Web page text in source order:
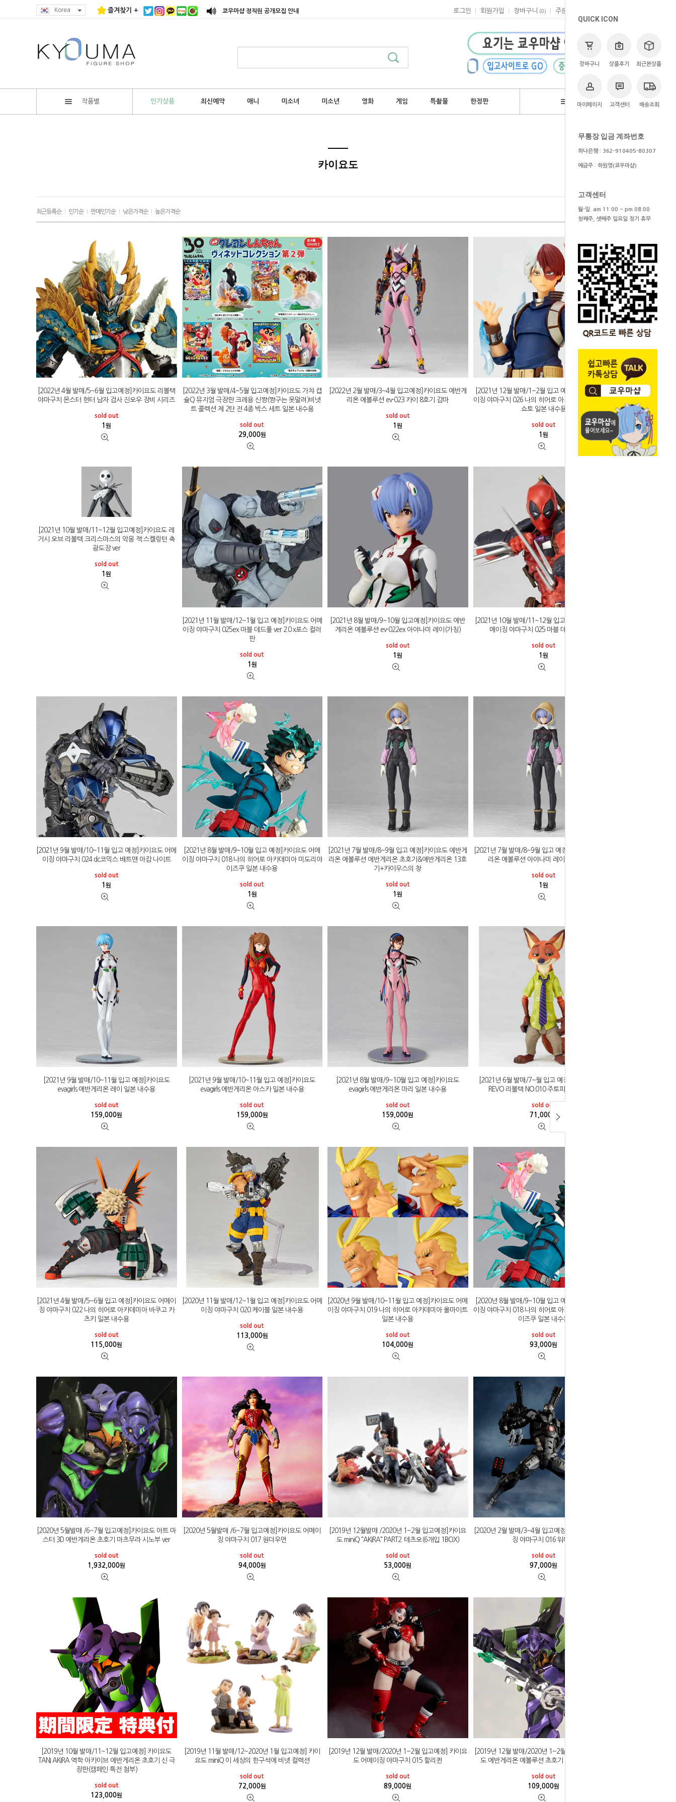
Korea 즐겨찾기 + 쿄우마샵 정직원 공개모집 안내 로그인 회원가입 장바구니 (0 ) 주문
작품별 인기상품 최신예약 애니 미소녀 미소년 영화 게임 특촬물 한정판 브랜드
QUICK ICON
장바구니 상품후기 최근본상품
마이페이지 고객센터 배송조회
무통장 입금 계좌번호
하나은행 : 362-910405-80307
예금주 : 하원영(쿄우마샵)
고객센터
월-일 am 11:00 ~ pm 08:00
첫째주, 셋째주 일요일 정기 휴무
>브랜드 > 카이요도
카이요도
최근등록순| 인기순| 판매인기순| 낮은가격순| 높은가격순
[2022년 4월 발매/5~6월 입고예정]카이요도 리볼텍
야마구치 몬스터 헌터 남자 검사 진오우 장비 시리즈
sold out
1원
[2022년 3월 발매/4~5월 입고예정]카이요도 가챠 캡
슐Q 뮤지엄 극장판 크레용 신짱(짱구는 못말려)비넷
트 콜렉션 제 2탄 전 4종 박스 세트 일본 내수용
sold out
29,000원
[2022년 2월 발매/3~4월 입고예정]카이요도 에반게
리온 에볼루션 ev-023 카이 8호기 감마
sold out
1원
[2021년 12월 발매/1~2월 입고 예정]카이요도 어메
이징 야마구치 026 나의 히어로 아카데미아 토도로키
쇼토 일본 내수용
sold out
1원
[2021년 10월 발매/11~12월 입고예정]카이요도 레
거시 오브 리볼텍 크리스마스의 악몽 잭 스켈링턴 축
광도장 ver
sold out
1원
[2021년 11월 발매/12~1월 입고 예정]카이요도 어메
이징 야마구치 025ex 마블 데드풀 ver 2.0 x포스 컬러
판
sold out
1 원
[2021년 8월 발매/9~10월 입고예정]카이요도 에반
게리온 에볼루션 ev-022ex 아야나미 레이(가칭)
sold out
1원
[2021년 10월 발매/11~12월 입고 예정]카이요도 어
메이징 야마구치 025 마블 데드풀 ver 2.0
sold out
1원
[2021년 9월 발매/10~11월 입고 예정]카이요도 어메
이징 야마구치 024 dc코믹스 배트맨 아캄 나이트
sold out
1원
[2021년 8월 발매/9~10월 입고 예정]카이요도 어메
이징 야마구치 018 나의 히어로 아카데미아 미도리야
이즈쿠 일본 내수용
sold out
1 원
[2021년 7월 발매/8~9월 입고 예정]카이요도 에반게
리온 에볼루션 에반게리온 초호기&에반게리온 13호
기+카이우스의 창
sold out
1원
[2021년 7월 발매/8~9월 입고 예정]카이요도 에반게
리온 에볼루션 아야나미 레이 제 3마을 ver
sold out
1원
[2021년 9월 발매/10~11월 입고 예정]카이요도
evagirls 에반게리온 레이 일본 내수용
sold out
159,000원
[2021년 9월 발매/10~11월 입고 예정]카이요도
evagirls 에반게리온 아스카 일본 내수용
sold out
159,000원
[2021년 8월 발매/9~10월 입고 예정]카이요도
evagirls 에반게리온 마리 일본 내수용
sold out
159,000원
[2021년 6월 발매/7~월 입고 예정]카이요도 무비
REVO 리볼텍 NO.010 주토피아 닉 와일드
sold out
71,000 원
[2021년 4월 발매/5~6월 입고 예정]카이요도 어메이
징 야마구치 022 나의 히어로 아카데미아 바쿠고 카
츠키 일본 내수용
sold out
115,000원
[2020년 11월 발매/12~1월 입고 예정]카이요도 어메
이징 야마구치 020 케이블 일본 내수용
sold out
113,000원
[2020년 9월 발매/10~11월 입고 예정]카이요도 어메
이징 야마구치 019 나의 히어로 아카데미아 올마이트
일본 내수용
sold out
104,000원
[2020년 8월 발매/9~10월 입고 예정]카이요도 어메
이징 야마구치 018 나의 히어로 아카데미아 미도리야
이즈쿠 일본 내수용
sold out
93,000원
[2020년 5월발매 /6~7월 입고예정]카이요도 아트 마
스터 3D 에반게리온 초호기 마츠무라 시노부 ver
sold out
1,932,000원
[2020년 5월발매 /6~7월 입고예정]카이요도 어메이
징 야마구치 017 원더우먼
sold out
94,000원
[2019년 12월발매 /2020년 1~2월 입고예정]카이요
도 miniQ "AKIRA" PART2. 테츠오(6개입 1BOX)
sold out
53,000원
[2020년 2월 발매/3~4월 입고예정] 카이요도 어메이
징 야마구치 016 워머신
sold out
97,000원
[2019년 10월 발매/11~12월 입고예정] 카이요도
TANI AKIRA 역학 아카이브 에반게리온 초호기 신 극
장판(캠페인 특전 첨부)
sold out
123,000원
[2019년 11월 발매/12~2020년 1월 입고예정] 카이
요도 miniQ 이 세상의 한구석에 비넷 컬렉션
sold out
72,000원
[2019년 12월 발매/2020년 1~2월 입고예정] 카이요
도 어메이징 야마구치 015 할리퀸
sold out
89,000원
[2019년 12월 발매/2020년 1~2월 입고예정] 카이요
도 에반게리온 에볼루션 초호기 나타야나기 Ver.
sold out
109,000원